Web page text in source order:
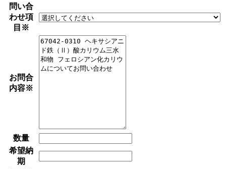
問い合
わせ項
目 ※
お問合
内容※
数量
希望納
期